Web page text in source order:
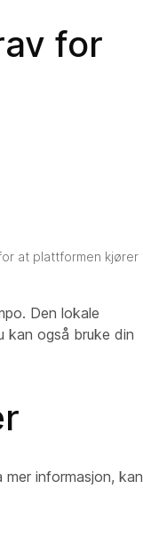
for
at plattformen kjører
Den lokale
kan også bruke din
informasjon, kan